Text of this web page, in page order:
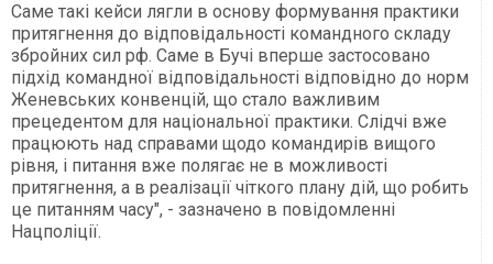
Саме такі кейси лягли в основу формування практики
притягнення до відповідальності командного складу
збройних сил рф. Саме в Бучі вперше застосовано
підхід командної відповідальності відповідно до норм
Женевських конвенцій, що стало важливим
прецедентом для національної практики. Слідчі вже
працюють над справами щодо командирів вищого
рівня, і питання вже полягає не в можливості
притягнення, а в реалізації чіткого плану дій, що робить
це питанням часу", - зазначено в повідомленні
Нацполіції.